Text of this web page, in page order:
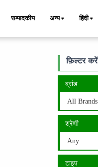
सम्पादकीय अन्य हिंदी
फ़िल्टर करें
ब्रांड
All Brands
श्रेणी
Any
टाइप